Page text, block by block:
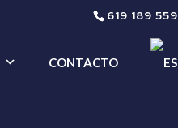
619 189 559
CONTACTO